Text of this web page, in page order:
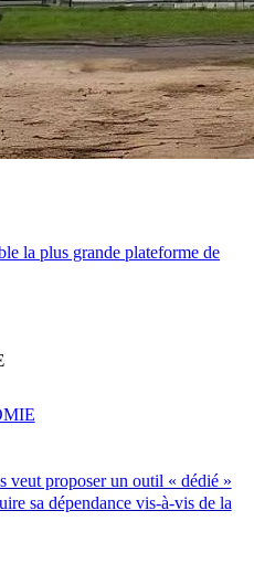
la plus grande plateforme de
veut proposer un outil « dédié »
sa dépendance vis-à-vis de la